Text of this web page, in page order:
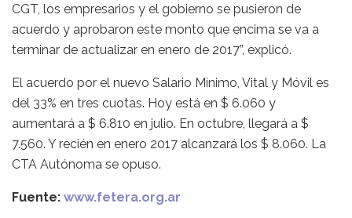
CGT, los empresarios y el gobierno se pusieron de
acuerdo y aprobaron este monto que encima se va a
terminar de actualizar en enero de 2017”, explicó.
El acuerdo por el nuevo Salario Mínimo, Vital y Móvil es
del 33% en tres cuotas. Hoy está en $ 6.060 y
aumentará a $ 6.810 en julio. En octubre, llegará a $
7.560. Y recién en enero 2017 alcanzará los $ 8.060. La
CTA Autónoma se opuso.
Fuente: www.fetera.org.ar